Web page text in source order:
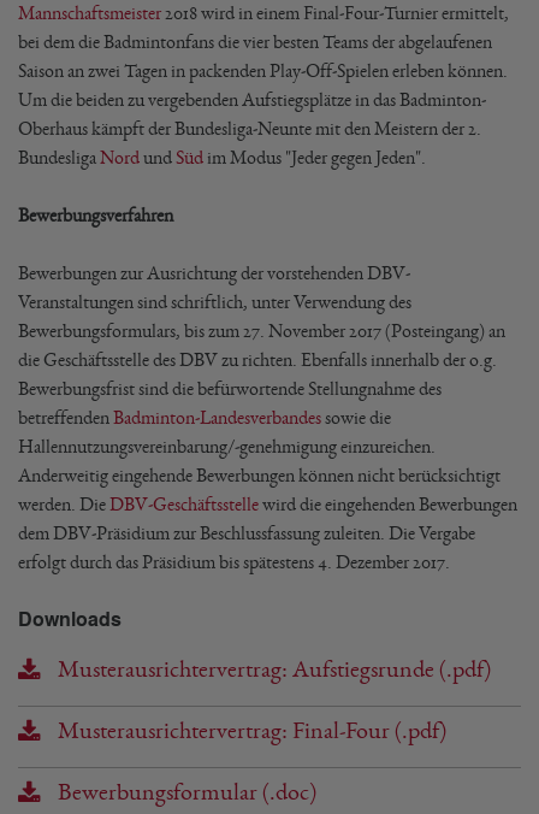
Mannschaftsmeister 2018 wird in einem Final-Four-Turnier ermittelt,
bei dem die Badmintonfans die vier besten Teams der abgelaufenen
Saison an zwei Tagen in packenden Play-Off-Spielen erleben können.
Um die beiden zu vergebenden Aufstiegsplätze in das Badminton-
Oberhaus kämpft der Bundesliga-Neunte mit den Meistern der 2.
Bundesliga NordundSüd im Modus "Jeder gegen Jeden".
Bewerbungsverfahren
Bewerbungen zur Ausrichtung der vorstehenden DBV-
Veranstaltungen sind schriftlich, unter Verwendung des
Bewerbungsformulars, bis zum 27. November 2017 (Posteingang) an
die Geschäftsstelle des DBV zu richten. Ebenfalls innerhalb der o.g.
Bewerbungsfrist sind die befürwortende Stellungnahme des
betreffenden Badminton-Landesverbandessowie die
Hallennutzungsvereinbarung/-genehmigung einzureichen.
Anderweitig eingehende Bewerbungen können nicht berücksichtigt
werden. DieDBV-Geschäftsstellewird die eingehenden Bewerbungen
dem DBV-Präsidium zur Beschlussfassung zuleiten. Die Vergabe
erfolgt durch das Präsidium bis spätestens 4. Dezember 2017.
Downloads
Musterausrichtervertrag: Aufstiegsrunde (.pdf)
Musterausrichtervertrag: Final-Four (.pdf)
Bewerbungsformular (.doc)